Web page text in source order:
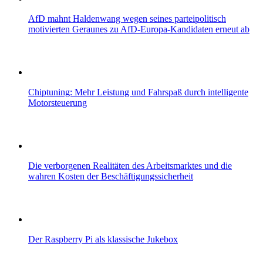
AfD mahnt Haldenwang wegen seines parteipolitisch
motivierten Geraunes zu AfD-Europa-Kandidaten erneut ab
Chiptuning: Mehr Leistung und Fahrspaß durch intelligente
Motorsteuerung
Die verborgenen Realitäten des Arbeitsmarktes und die
wahren Kosten der Beschäftigungssicherheit
Der Raspberry Pi als klassische Jukebox